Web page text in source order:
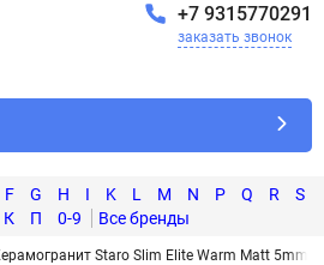
+7 9315770291
заказать звонок
F G H I K L M N P Q R
S
К П 0-9
Staro Slim Elite Warm Matt 5mm